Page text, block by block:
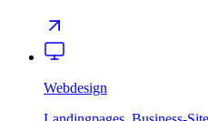
Webdesign